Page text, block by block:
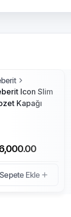
Icon Slim
Kapağı
Sepete Ekle